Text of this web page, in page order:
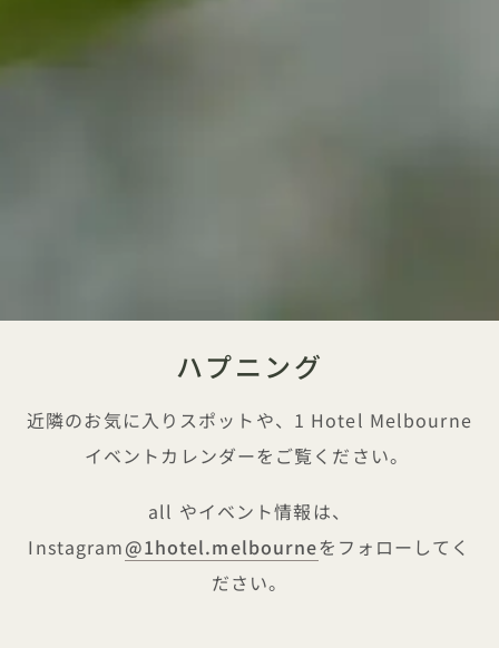
ハプニング
近隣のお気に入りスポットや、1 Hotel Melbourne
イベントカレンダーをご覧ください。
all やイベント情報は、
Instagram@1hotel.melbourneをフォローしてく
ださい。